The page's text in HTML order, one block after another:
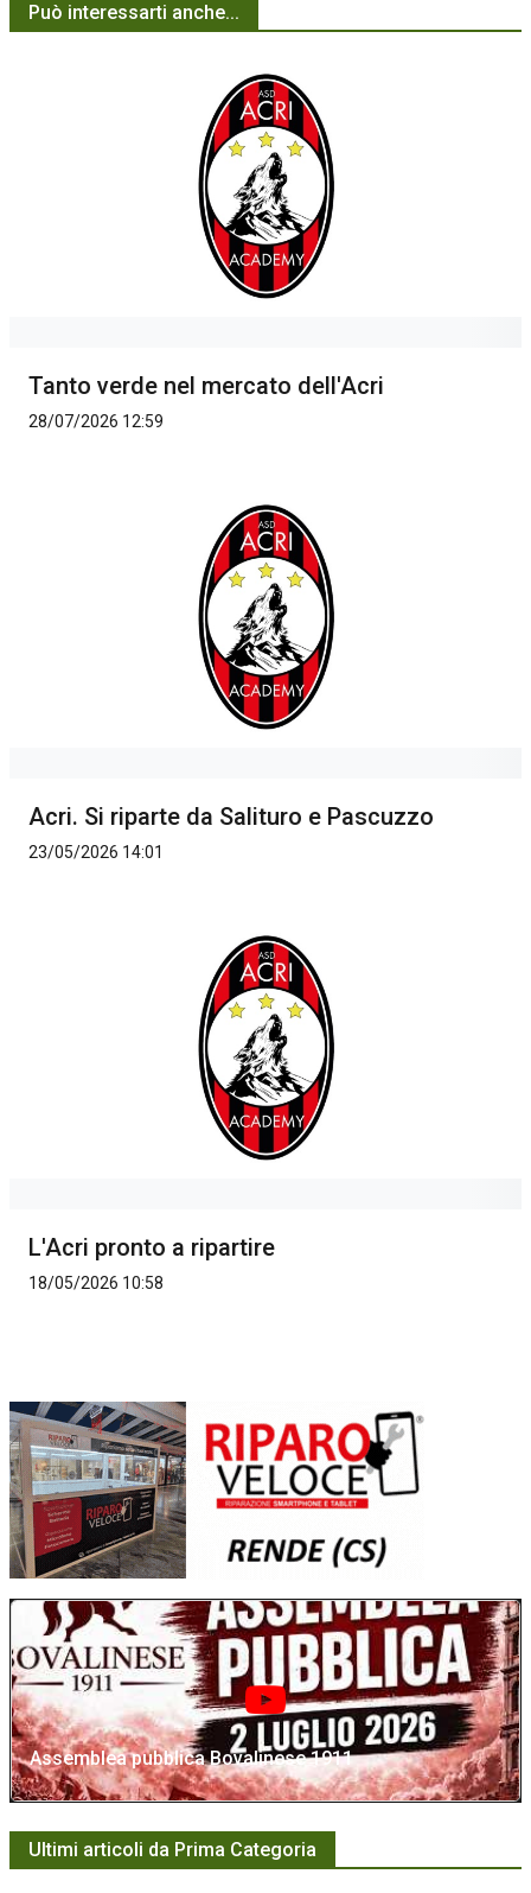
Può interessarti anche...
Tanto verde nel mercato dell'Acri
28/07/2026 12:59
Acri. Si riparte da Salituro e Pascuzzo
23/05/2026 14:01
L'Acri pronto a ripartire
18/05/2026 10:58
Assemblea pubblica Bovalinese 1911
Ultimi articoli da Prima Categoria